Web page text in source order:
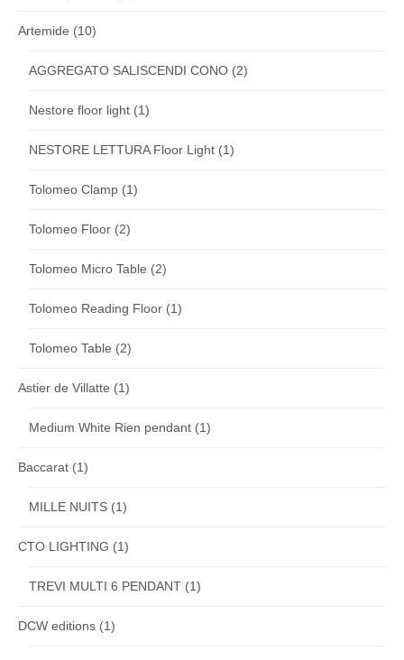
Artemide (10)
AGGREGATO SALISCENDI CONO (2)
Nestore floor light (1)
NESTORE LETTURA Floor Light (1)
Tolomeo Clamp (1)
Tolomeo Floor (2)
Tolomeo Micro Table (2)
Tolomeo Reading Floor (1)
Tolomeo Table (2)
Astier de Villatte (1)
Medium White Rien pendant (1)
Baccarat (1)
MILLE NUITS (1)
CTO LIGHTING (1)
TREVI MULTI 6 PENDANT (1)
DCW editions (1)